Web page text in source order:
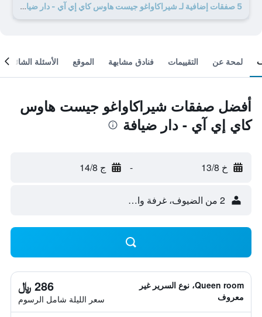
5 صفقات إضافية لـ شيراكاواغو جيست هاوس كاي إي آي - دار ضيافة
لمحة عن التقييمات فنادق مشابهة الموقع الأسئلة الشائعة
أفضل صفقات شيراكاواغو جيست هاوس
كاي إي آي - دار ضيافة
خ 13/8 - ج 14/8
2 من الضيوف، غرفة واحدة
Queen room، نوع السرير غير
معروف
286 ﷼
سعر الليلة شامل الرسوم